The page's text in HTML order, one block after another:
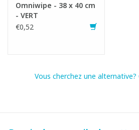
Omniwipe - 38 x 40 cm
- VERT
€0,52
Vous cherchez une alternative?